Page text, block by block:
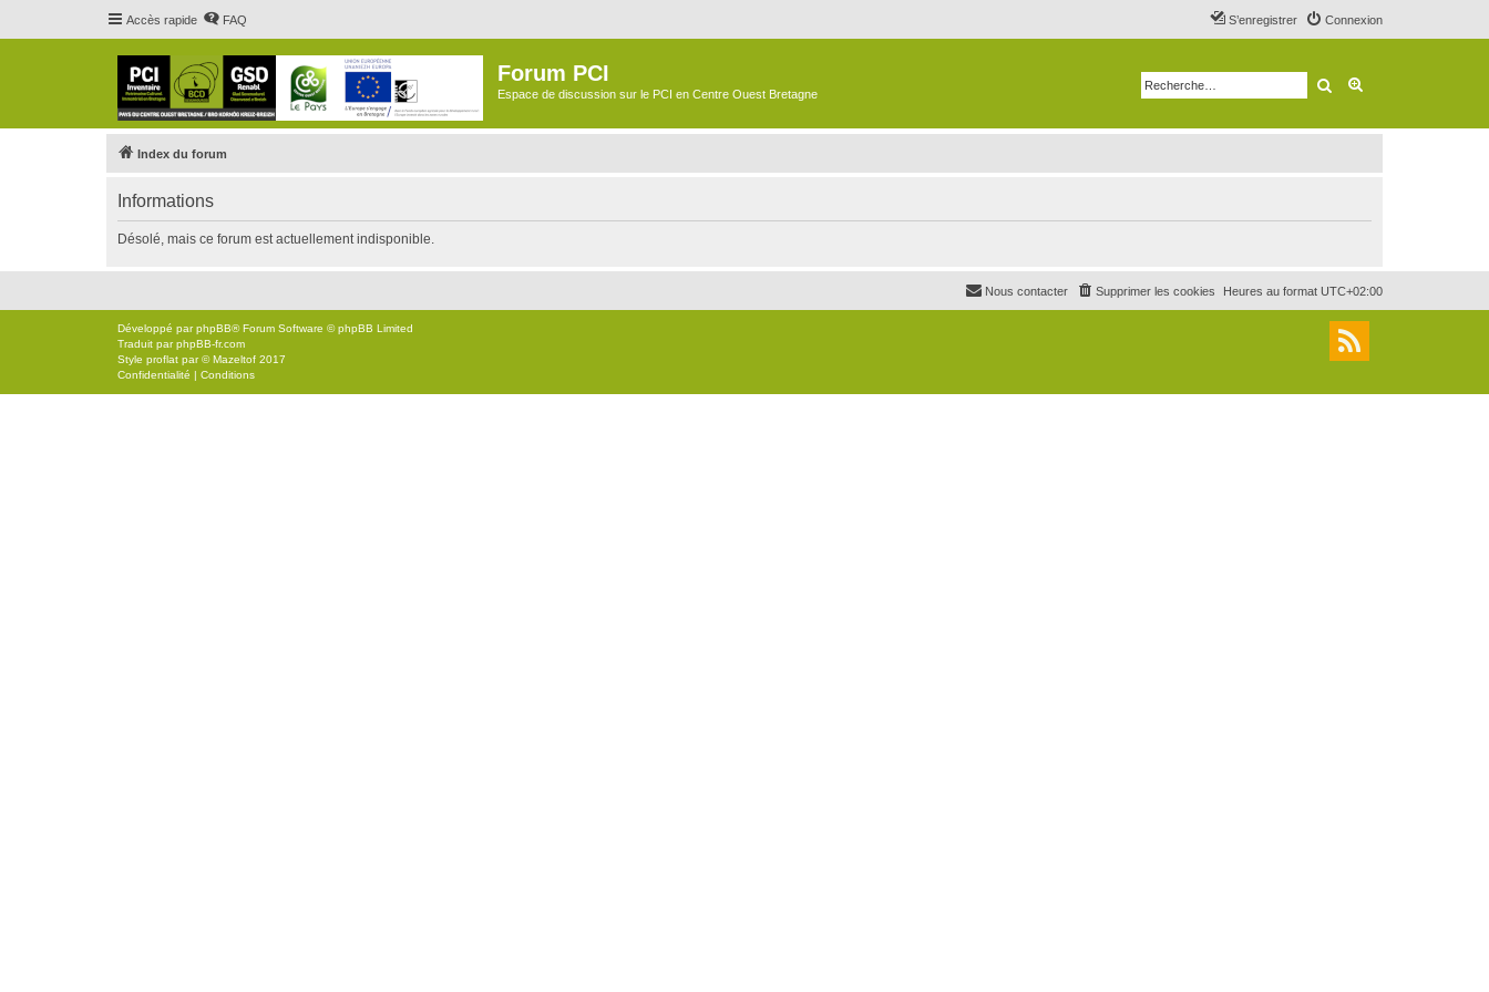
Accès rapide FAQ Connexion
S’enregistrer
Forum PCI
Espace de discussion sur le PCI en Centre Ouest Bretagne Rechercher
Index du forum
Informations
Désolé, mais ce forum est actuellement indisponible.
Heures au format UTC+02:00
Supprimer les cookies
Nous contacter
Développé parphpBB® Forum Software © phpBB Limited
Traduit parphpBB-fr.com
Style proflat par ©Mazeltof 2017
Confidentialité | Conditions